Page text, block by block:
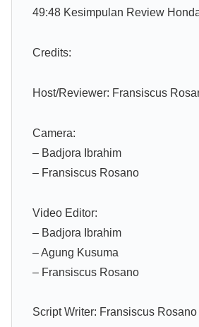
49:48 Kesimpulan Review
Credits:
Host/Reviewer: Fransiscus
Camera:
– Badjora Ibrahim
– Fransiscus Rosano
Video Editor:
– Badjora Ibrahim
– Agung Kusuma
– Fransiscus Rosano
Script Writer: Fransiscus Rosano